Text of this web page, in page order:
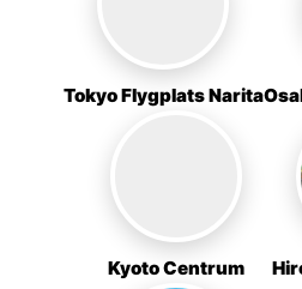
Tokyo Flygplats Narita
Kyoto Centrum